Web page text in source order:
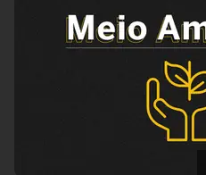
Brasil Mineral
Tecnologia
Economia
Educação
Infraestrutura
Internacional